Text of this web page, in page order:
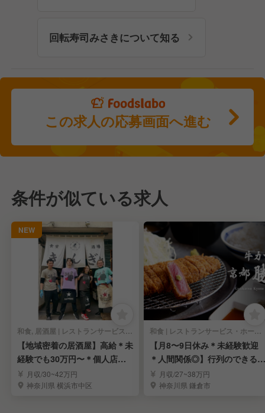
回転寿司みさきについて知る
この求人の応募画面へ進む
条件が似ている求人
NEW
和食, 居酒屋 | レストランサービス・ホールスタッフ
【地域密着の居酒屋】高給＊未
経験でも30万円〜＊個人店の
自由×会社の安定感
月収/30~42万円
神奈川県 横浜市中区
和食 | レストランサービス・ホールスタッフ
【月8〜9日休み＊未経験歓迎
＊人間関係◎】行列のできる牛
カツ店「京都勝牛」
月収/27~38万円
神奈川県 鎌倉市